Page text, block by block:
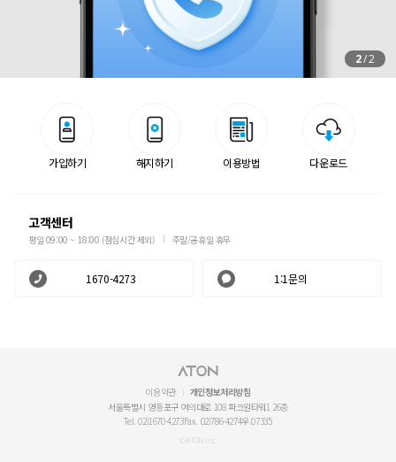
2/2
가입하기 해지하기 이용방법 다운로드
고객센터
평일 09:00 ~ 18:00 (점심시간 제외) 주말/공휴일 휴무
1670-4273 1:1문의
이용약관
개인정보처리방침
서울특별시 영등포구 여의대로 108 파크원타워1 26층
Tel. 02)1670-4273Fax. 02)786-4274우.07335
© ATON Inc.